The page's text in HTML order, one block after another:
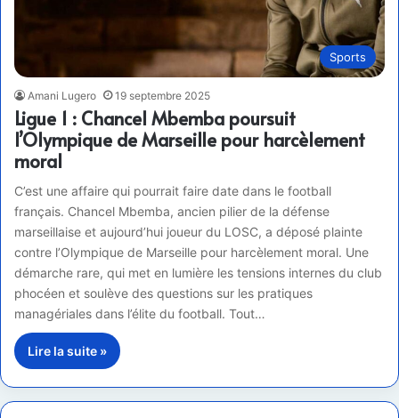
Sports
Amani Lugero 19 septembre 2025
Ligue 1 : Chancel Mbemba poursuit
l’Olympique de Marseille pour harcèlement
moral
C’est une affaire qui pourrait faire date dans le football
français. Chancel Mbemba, ancien pilier de la défense
marseillaise et aujourd’hui joueur du LOSC, a déposé plainte
contre l’Olympique de Marseille pour harcèlement moral. Une
démarche rare, qui met en lumière les tensions internes du club
phocéen et soulève des questions sur les pratiques
managériales dans l’élite du football. Tout…
Lire la suite »